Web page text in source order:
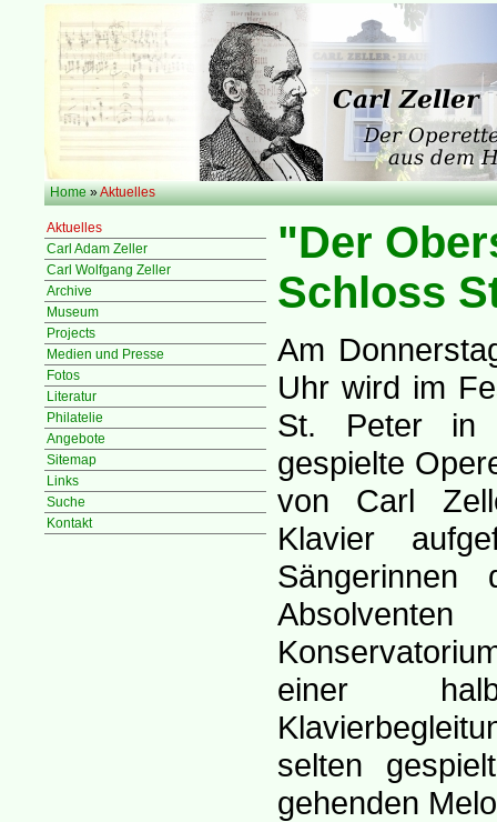
Home »Aktuelles
Aktuelles
Carl Adam Zeller
Carl Wolfgang Zeller
Archive
Museum
Projects
Medien und Presse
Fotos
Literatur
Philatelie
Angebote
Sitemap
Links
Suche
Kontakt
"Der
Schloss
Am
Uhr wird im
St. Peter in
gespielte
von Carl
Klavier
Sängerinnen
einer
selten
gehenden